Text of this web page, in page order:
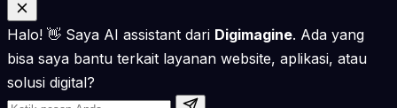
Halo! 👋 Saya AI assistant dari Digimagine. Ada yang
bisa saya bantu terkait layanan website, aplikasi, atau
solusi digital?